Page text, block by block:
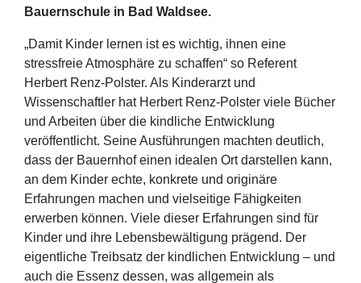
Bauernschule in Bad Waldsee.
„Damit Kinder lernen ist es wichtig, ihnen eine
stressfreie Atmosphäre zu schaffen“ so Referent
Herbert Renz-Polster. Als Kinderarzt und
Wissenschaftler hat Herbert Renz-Polster viele Bücher
und Arbeiten über die kindliche Entwicklung
veröffentlicht. Seine Ausführungen machten deutlich,
dass der Bauernhof einen idealen Ort darstellen kann,
an dem Kinder echte, konkrete und originäre
Erfahrungen machen und vielseitige Fähigkeiten
erwerben können. Viele dieser Erfahrungen sind für
Kinder und ihre Lebensbewältigung prägend. Der
eigentliche Treibsatz der kindlichen Entwicklung – und
auch die Essenz dessen, was allgemein als